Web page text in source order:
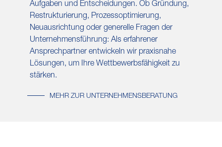
Aufgaben und Entscheidungen. Ob Gründung,
Restrukturierung, Prozessoptimierung,
Neuausrichtung oder generelle Fragen der
Unternehmensführung: Als erfahrener
Ansprechpartner entwickeln wir praxisnahe
Lösungen, um Ihre Wettbewerbsfähigkeit zu
stärken.
MEHR ZUR UNTERNEHMENSBERATUNG